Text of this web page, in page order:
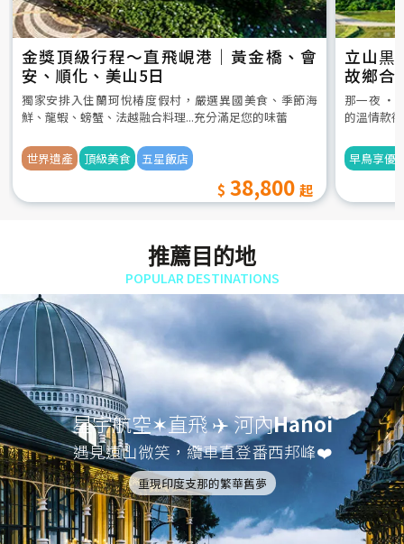
金獎頂級行程～直飛峴港｜黃金橋、會
安、順化、美山5日
獨家安排入住蘭珂悅椿度假村，嚴選異國美食、季節海
鮮、龍蝦、螃蟹、法越融合料理...充分滿足您的味蕾
世界遺產 頂級美食 五星飯店
38,800
立山黒
故鄉合
5日
那一夜 ‧
的溫情款
早鳥享優
推薦目的地
POPULAR DESTINATIONS
星宇航空✶直飛 ✈️ 河內Hanoi
遇見遠山微笑，纜車直登番西邦峰❤️
重現印度支那的繁華舊夢